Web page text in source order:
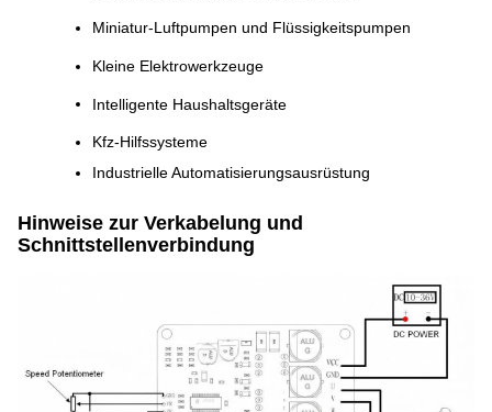
Miniatur-Luftpumpen und Flüssigkeitspumpen
Kleine Elektrowerkzeuge
Intelligente Haushaltsgeräte
Kfz-Hilfssysteme
Industrielle Automatisierungsausrüstung
Hinweise zur Verkabelung und
Schnittstellenverbindung